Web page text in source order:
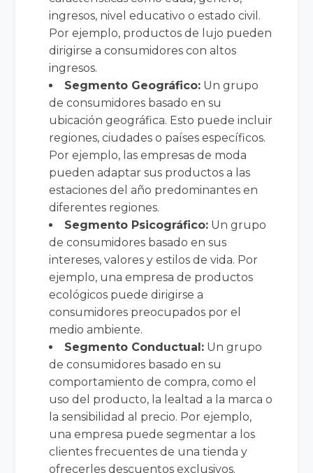
ingresos, nivel educativo o estado civil.
Por ejemplo, productos de lujo pueden
dirigirse a consumidores con altos
ingresos.
Segmento Geográfico: Un grupo
de consumidores basado en su
ubicación geográfica. Esto puede incluir
regiones, ciudades o países específicos.
Por ejemplo, las empresas de moda
pueden adaptar sus productos a las
estaciones del año predominantes en
diferentes regiones.
Segmento Psicográfico: Un grupo
de consumidores basado en sus
intereses, valores y estilos de vida. Por
ejemplo, una empresa de productos
ecológicos puede dirigirse a
consumidores preocupados por el
medio ambiente.
Segmento Conductual: Un grupo
de consumidores basado en su
comportamiento de compra, como el
uso del producto, la lealtad a la marca o
la sensibilidad al precio. Por ejemplo,
una empresa puede segmentar a los
clientes frecuentes de una tienda y
ofrecerles descuentos exclusivos.